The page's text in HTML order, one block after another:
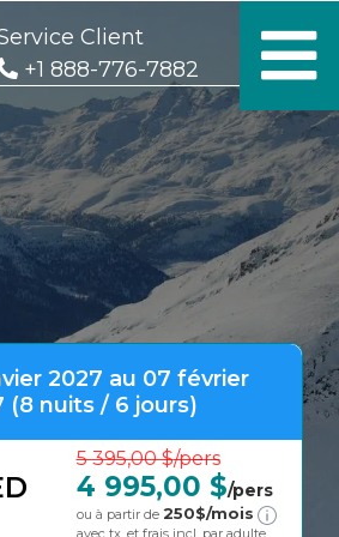
Client
+1 888-776-7882
2027 au 07 février
(8 nuits / 6 jours)
5 395,00 $/pers
4 995,00 $/pers
ou à partir de 250$/mois
avec tx. et frais incl. par adulte